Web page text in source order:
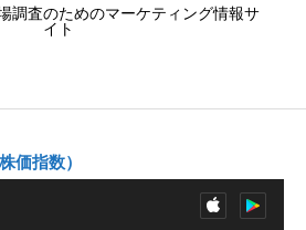
調査のためのマーケティング情報サ
イト
価指数）